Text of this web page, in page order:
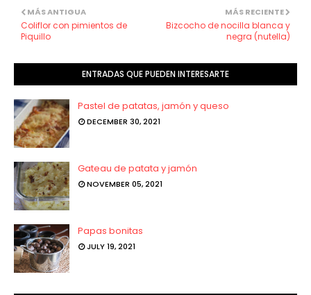
MÁS RECIENTE
Bizcocho de nocilla blanca y
negra (nutella)
MÁS ANTIGUA
Coliflor con pimientos de
Piquillo
ENTRADAS QUE PUEDEN INTERESARTE
Pastel de patatas, jamón y queso
DECEMBER 30, 2021
Gateau de patata y jamón
NOVEMBER 05, 2021
Papas bonitas
JULY 19, 2021